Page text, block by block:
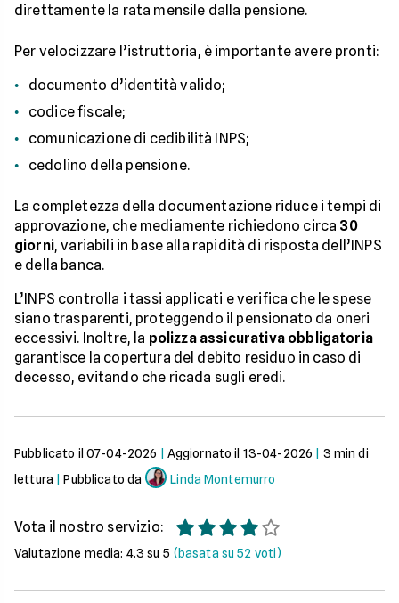
direttamente la rata mensile dalla pensione.
Per velocizzare l’istruttoria, è importante avere pronti:
documento d’identità valido;
codice fiscale;
comunicazione di cedibilità INPS;
cedolino della pensione.
La completezza della documentazione riduce i tempi di
approvazione, che mediamente richiedono circa 30
giorni, variabili in base alla rapidità di risposta dell’INPS
e della banca.
L’INPS controlla i tassi applicati e verifica che le spese
siano trasparenti, proteggendo il pensionato da oneri
eccessivi. Inoltre, la polizza assicurativa obbligatoria
garantisce la copertura del debito residuo in caso di
decesso, evitando che ricada sugli eredi.
Pubblicato il 07-04-2026 Aggiornato il 13-04-2026 3 min di
lettura |Pubblicato da Linda Montemurro
Vota il nostro servizio:
Valutazione media: 4.3 su 5 (basata su52 voti)